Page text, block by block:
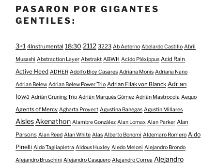
PASARON POR GIGANTES
GENTILES:
3+1 4Instrumental 18:30 2112 3223 Ab Aeterno Abelardo Castillo Abril
Musashi Abstraction Layer Abstrakt ABWH Acido Pléxippus Acid Rain
Active Heed ADHER Adolfo Bioy Casares Adriana Monis Adriana Nano
Adrian Belew Adrian Belew Power Trio Adrian Filak von Blanck Adrian
Iowa Adrián Gruning Trío Adrián Marqués Gómez Adrián Mastrocola Aequo
Agents of Mercy Agharta Proyect Agustina Banegas Agustín Millares
AislesAkenathon Alambre González Alan Lomax Alan Parker Alan
Parsons Alan Reed Alan White Alas Alberto Bonomi Aldemaro Romero Aldo
Pinelli Aldo Tagliapietra Aldous Huxley Aledo Meloni Alejandro Brondo
Alejandro Bruschini Alejandro Casquero Alejandro Correa Alejandro